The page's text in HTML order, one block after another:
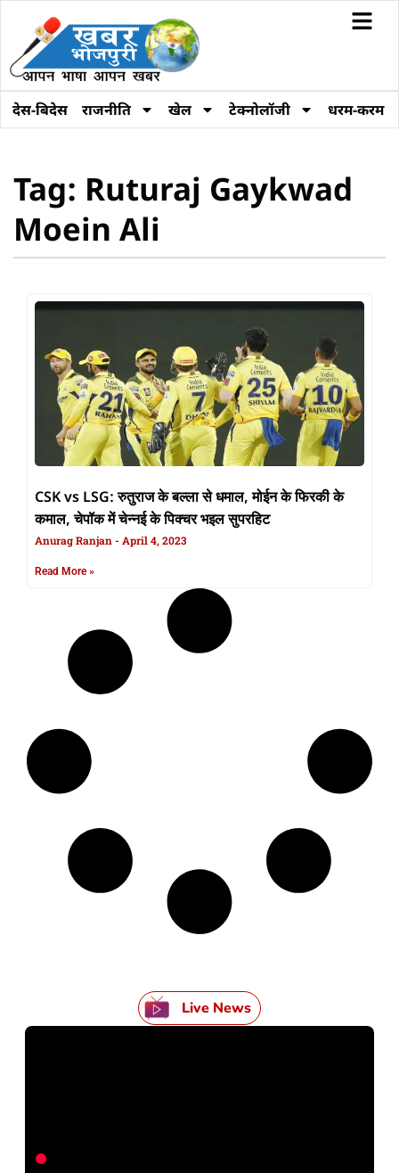
देस-बिदेस राजनीति खेल टेक्नोलॉजी धरम-करम
Tag: Ruturaj Gaykwad
Moein Ali
CSK vs LSG: रुतुराज के बल्ला से धमाल, मोईन के फिरकी के
कमाल, चेपॉक में चेन्नई के पिक्चर भइल सुपरहिट
Anurag Ranjan April 4, 2023
Read More »
Live News